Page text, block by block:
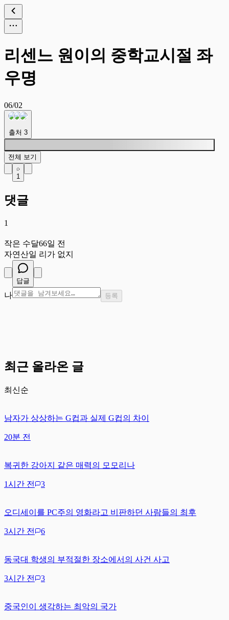
리센느 원이의 중학교시절 좌
우명
06/02
출처 3
전체 보기
1
댓글
1
작은 수달66일 전
자연산일 리가 없지
답글
나 등록
최근 올라온 글
최신순
남자가 상상하는 G컵과 실제 G컵의 차이
20분 전
복귀한 강아지 같은 매력의 모모리나
1시간 전 3
오디세이를 PC주의 영화라고 비판하던 사람들의 최후
3시간 전 6
동국대 학생의 부적절한 장소에서의 사건 사고
3시간 전 3
중국인이 생각하는 최악의 국가